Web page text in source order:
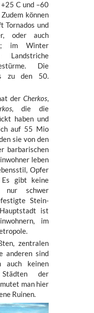
C und –60
können
Tornados und
oder auch
im Winter
Die
zu den 50.
der Cherkos,
die die
haben und
auf 55 Mio
sie von den
barbarischen
leben
Opfer
gibt keine
nur schwer
Stein-
ist
im
zentralen
anderen sind
auch keinen
der
man hier
Ruinen.